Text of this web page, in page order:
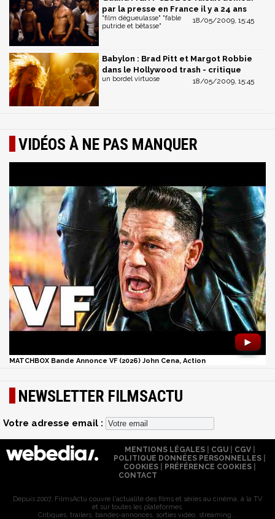
par la presse en France il y a 24 ans
18/05/2009, 15:45
"film dégueulasse" "fable
putride et bêtasse"
Babylon : Brad Pitt et Margot Robbie
dans le Hollywood trash - critique
18/05/2009, 15:45
un bordel virtuose
VIDÉOS À NE PAS MANQUER
►
MATCHBOX Bande Annonce VF (2026) John Cena, Action
NEWSLETTER FILMSACTU
Votre adresse email :
MENTIONS LÉGALES| CGU| CGV|
POLITIQUE DONNÉES PERSONNELLES
COOKIES
PRÉFÉRENCE COOKIES
CONTACT
Depuis 2007, FilmsActu couvre l'actualité des films et séries au cinéma, à la TV
et sur toutes les plateformes.
Critiques, trailers, bandes-annonces, sorties vidéo, streaming...